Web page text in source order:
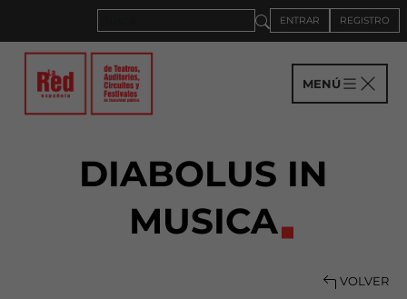
ENTRAR REGISTRO
MENÚ
DIABOLUS IN
MUSICA
VOLVER